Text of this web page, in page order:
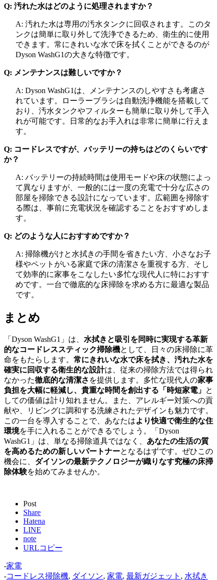
Q: 汚れた水はどのように処理されますか？
A: 汚れた水は専用の汚水タンクに回収されます。このタ
ンクは簡単に取り外して洗浄できるため、衛生的に使用
できます。常にきれいな水で床を拭くことができるのが
Dyson WashG1の大きな特徴です。
Q: メンテナンスは難しいですか？
A: Dyson WashG1は、メンテナンスのしやすさも考慮さ
れています。ローラーブラシは自動洗浄機能を搭載して
おり、汚水タンクやフィルターも簡単に取り外して手入
れが可能です。日常的なお手入れは非常に簡単に行えま
す。
Q: コードレスですが、バッテリーの持ちはどのくらいです
か？
A: バッテリーの持続時間は使用モードや床の状態によっ
て異なりますが、一般的には一度の充電で十分な広さの
部屋を掃除できる設計になっています。広範囲を掃除す
る際は、事前に充電状況を確認することをおすすめしま
す。
Q: どのような人におすすめですか？
A: 掃除機がけと水拭きの手間を省きたい方、小さなお子
様やペットがいる家庭で床の清潔さを重視する方、そし
て効率的に家事をこなしたい多忙な現代人に特におすす
めです。一台で徹底的な床掃除を求める方に最適な製品
です。
まとめ
「Dyson WashG1」は、 水拭きと吸引を同時に実現する革新
的なコードレススティック掃除機として、日々の床掃除に革
命をもたらします。 常にきれいな水で床を拭き、汚れた水を
確実に回収する衛生的な設計は、従来の掃除方法では得られ
なかった徹底的な清潔さ を提供します。多忙な現代人の家事
負担を大幅に軽減し、貴重な時間を創出する「時短家電」 と
しての価値は計り知れません。また、アレルギー対策への貢
献や、リビングに調和する洗練されたデザインも魅力です。
この一台を導入することで、あなたはより快適で衛生的な住
環境を手に入れることができるでしょう。「Dyson
WashG1」は、単なる掃除道具ではなく、 あなたの生活の質
を高めるための新しいパートナーとなるはずです。ぜひこの
機会に、 ダイソンの最新テクノロジーが織りなす究極の床掃
除体験を始めてみませんか。
Post
Share
Hatena
LINE
note
URLコピー
-家電
-コードレス掃除機, ダイソン, 家電, 最新ガジェット , 水拭き